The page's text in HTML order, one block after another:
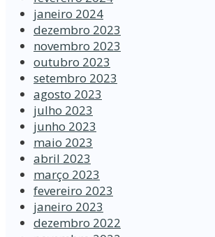
janeiro 2024
dezembro 2023
novembro 2023
outubro 2023
setembro 2023
agosto 2023
julho 2023
junho 2023
maio 2023
abril 2023
março 2023
fevereiro 2023
janeiro 2023
dezembro 2022